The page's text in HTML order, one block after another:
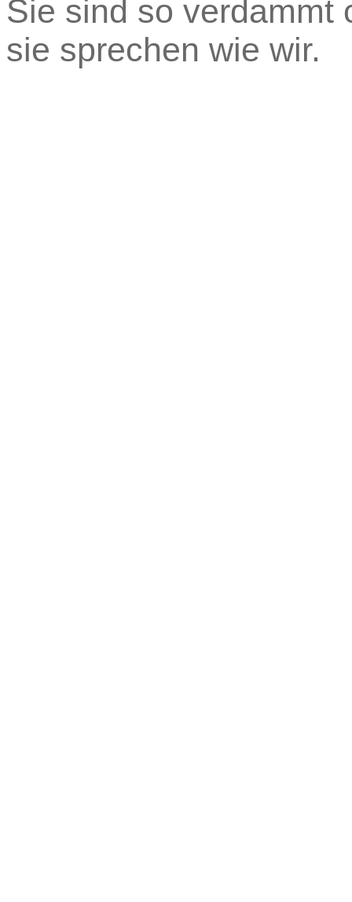
Sie sind so verdammt
sie sprechen wie wir.